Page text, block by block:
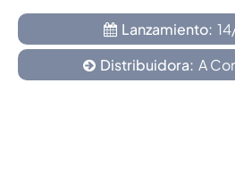
Lanzamiento:
Distribuidora: A